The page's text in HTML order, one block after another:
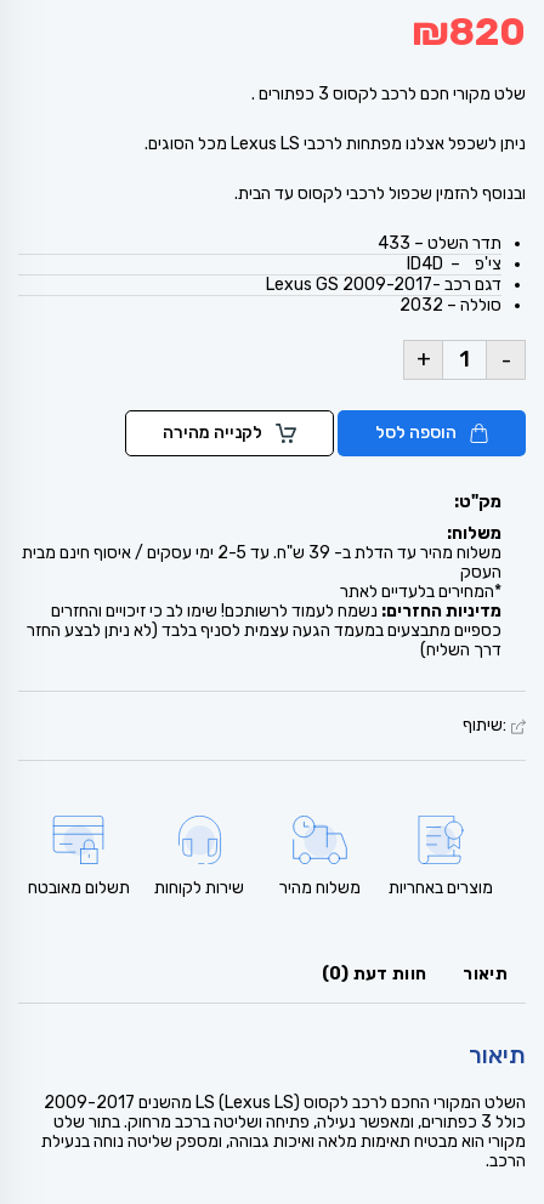
₪820
שלט מקורי חכם לרכב לקסוס 3 כפתורים .
ניתן לשכפל אצלנו מפתחות לרכבי Lexus LS מכל הסוגים.
ובנוסף להזמין שכפול לרכבי לקסוס עד הבית.
תדר השלט – 433
צי'פ – ID4D
דגם רכב -Lexus GS 2009-2017
סוללה – 2032
-
+
הוספה לסל לקנייה מהירה
מק"ט:
משלוח:
משלוח מהיר עד הדלת ב- 39 ש"ח. עד 2-5 ימי עסקים / איסוף חינם מבית
העסק
*המחירים בלעדיים לאתר
מדיניות החזרים: נשמח לעמוד לרשותכם! שימו לב כי זיכויים והחזרים
כספיים מתבצעים במעמד הגעה עצמית לסניף בלבד (לא ניתן לבצע החזר
דרך השליח)
:שיתוף
מוצרים באחריות משלוח מהיר שירות לקוחות תשלום מאובטח
תיאור חוות דעת (0)
תיאור
השלט המקורי החכם לרכב לקסוס LS (Lexus LS) מהשנים 2009-2017
כולל 3 כפתורים, ומאפשר נעילה, פתיחה ושליטה ברכב מרחוק. בתור שלט
מקורי הוא מבטיח תאימות מלאה ואיכות גבוהה, ומספק שליטה נוחה בנעילת
הרכב.